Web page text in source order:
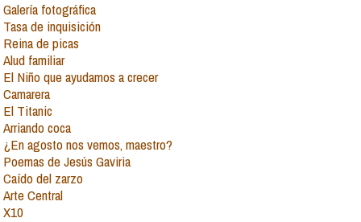
Galería fotográfica
Tasa de inquisición
Reina de picas
Alud familiar
El Niño que ayudamos a crecer
Camarera
El Titanic
Arriando coca
¿En agosto nos vemos, maestro?
Poemas de Jesús Gaviria
Caído del zarzo
Arte Central
X10